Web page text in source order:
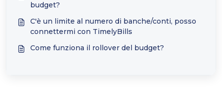
budget?
C'è un limite al numero di banche/conti, posso
connettermi con TimelyBills
Come funziona il rollover del budget?